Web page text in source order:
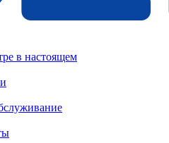
в настоящем